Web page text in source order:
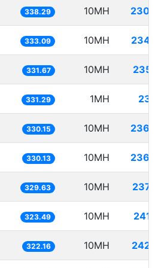
338.29 10MH
333.09 10MH
331.67 10MH
331.29 1MH
330.15 10MH
330.13 10MH
329.63 10MH
323.49 10MH
322.16 10MH